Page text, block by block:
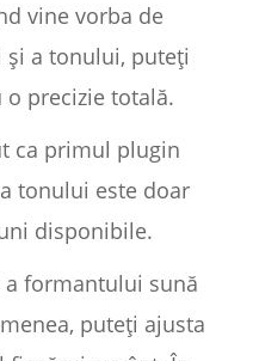
vine vorba de
a tonului, puteți
o precizie totală.
ca primul plugin
tonului este doar
disponibile.
formantului sună
puteți ajusta